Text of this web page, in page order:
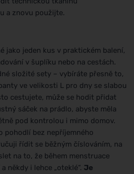
a znovu použijte.
jako jeden kus v praktickém balení,
v šuplíku nebo na cestách.
složité sety – vybíráte přesně to,
ve velikosti L pro dny se slabou
cestujete, může se hodit přidat
sáček na prádlo, abyste měla
pod kontrolou i mimo domov.
pohodlí bez nepříjemného
řídit se běžným číslováním, na
na to, že během menstruace
někdy i lehce „oteklé“. Je